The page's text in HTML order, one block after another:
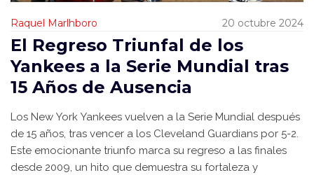
Raquel Marlhboro 20 octubre 2024
El Regreso Triunfal de los
Yankees a la Serie Mundial tras
15 Años de Ausencia
Los New York Yankees vuelven a la Serie Mundial después
de 15 años, tras vencer a los Cleveland Guardians por 5-2.
Este emocionante triunfo marca su regreso a las finales
desde 2009, un hito que demuestra su fortaleza y